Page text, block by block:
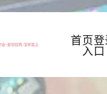
首页登
入口